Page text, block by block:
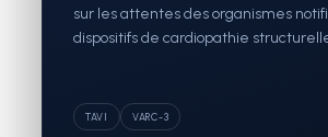
sur les attentes des organismes
dispositifs de cardiopathie
TAVI VARC-3